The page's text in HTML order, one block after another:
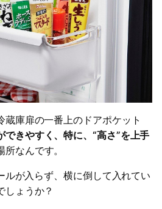
蔵庫扉の一番上のドアポケット
できやすく、特に、“高さ”を上手
所なんです。
が入らず、横に倒して入れてい
しょうか？